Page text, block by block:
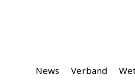
News Verband